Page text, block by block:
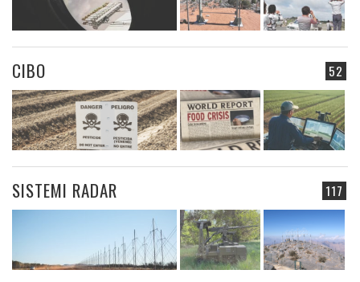
52
CIBO
117
SISTEMI RADAR